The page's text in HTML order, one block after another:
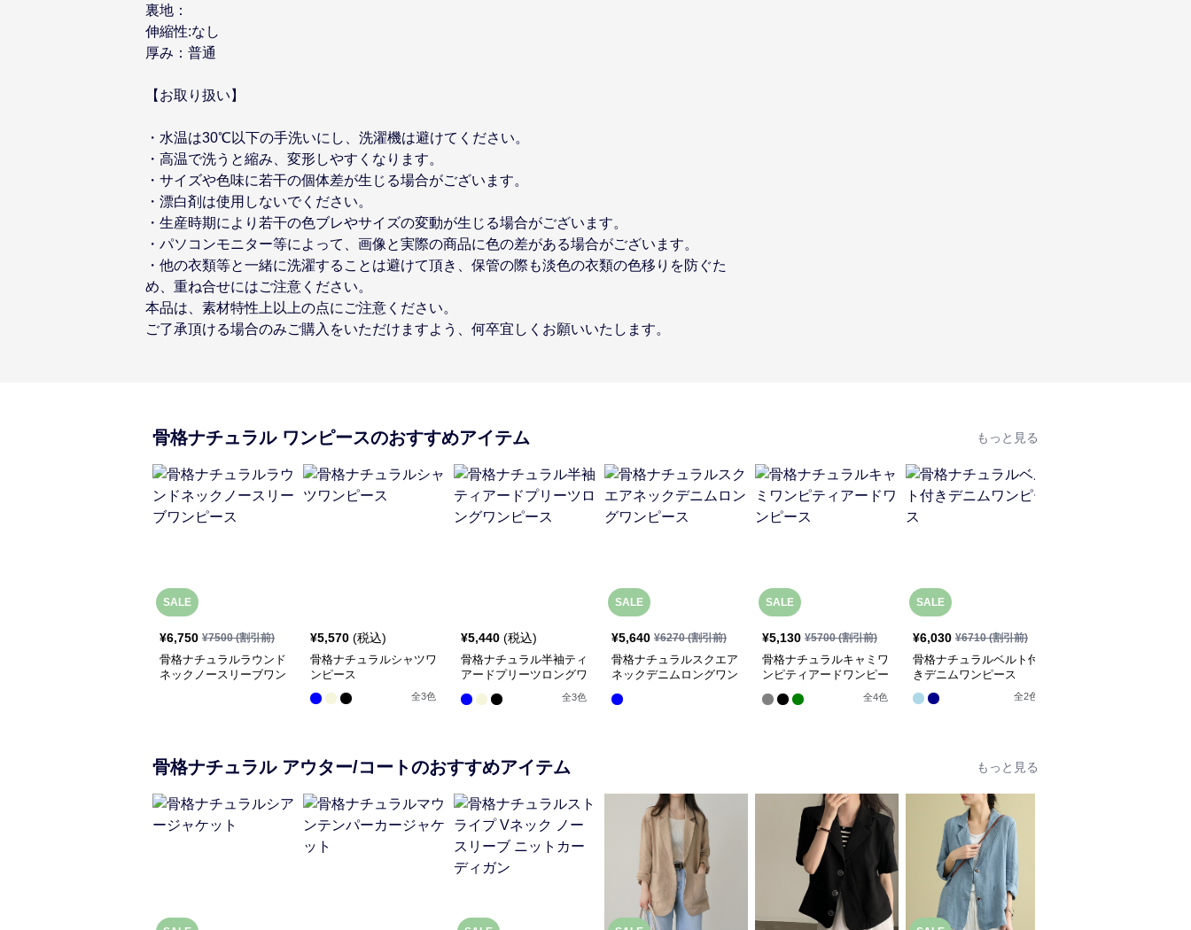
裏地：
伸縮性:なし
厚み：普通
【お取り扱い】
・水温は30℃以下の手洗いにし、洗濯機は避けてください。
・高温で洗うと縮み、変形しやすくなります。
・サイズや色味に若干の個体差が生じる場合がございます。
・漂白剤は使用しないでください。
・生産時期により若干の色ブレやサイズの変動が生じる場合がございます。
・パソコンモニター等によって、画像と実際の商品に色の差がある場合がございます。
・他の衣類等と一緒に洗濯することは避けて頂き、保管の際も淡色の衣類の色移りを防ぐた
め、重ね合せにはご注意ください。
本品は、素材特性上以上の点にご注意ください。
ご了承頂ける場合のみご購入をいただけますよう、何卒宜しくお願いいたします。
骨格ナチュラル ワンピースのおすすめアイテム もっと見る
SALE
¥6,750 ¥7500(割引前)
骨格ナチュラルラウンド
ネックノースリーブワン
¥5,570 (税込)
骨格ナチュラルシャツワ
ンピース
全3色
¥5,440 (税込)
骨格ナチュラル半袖ティ
アードプリーツロングワ
全3色
SALE
¥5,640 ¥6270(割引前)
骨格ナチュラルスクエア
ネックデニムロングワン
SALE
¥5,130 ¥5700(割引前)
骨格ナチュラルキャミワ
ンピティアードワンピー
全4色
SALE
¥6,030 ¥6710(割引前)
骨格ナチュラルベルト付
きデニムワンピース
全2色
骨格ナチュラル アウター/コートのおすすめアイテム もっと見る